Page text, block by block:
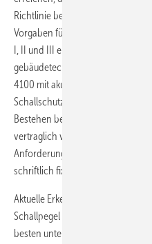
Richtlinie beinhaltet konkrete
Vorgaben für einen erhöhten
I, II und III erfolgt eine
gebäudetechnischer Anlagen. Als
4100 mit akustischen Werten, die
Schallschutz mittlerer Art und
Bestehen besondere
vertraglich vereinbart werden.
Anforderungen abgestimmt und
schriftlich fixiert werden.
Aktuelle Erkenntnisse und
Schallpegel im privaten
besten unter 25 dB(A) nahe. Erst